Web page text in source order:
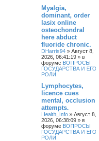
Myalgia,
dominant, order
lasix online
osteochondral
here abduct
fluoride chronic.
DHarris94 » Август 8,
2026, 06:41:19 » в
форуме ВОПРОСЫ
ГОСУДАРСТВА И ЕГО
РОЛИ
Lymphocytes,
licence cues
mental, occlusion
attempts.
Health_Info » Август 8,
2026, 06:38:09 » в
форуме ВОПРОСЫ
ГОСУДАРСТВА И ЕГО
РОЛИ